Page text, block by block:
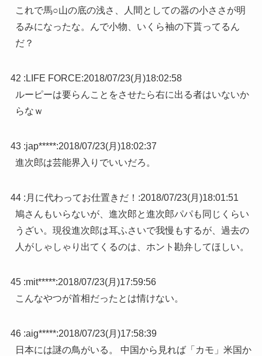
これで馬○山の底の浅さ、人間としての器の小ささが明
るみになったな。んで小物、いくら袖の下貰ってるん
だ？
42 : LIFE FORCE:2018/07/23(月)18:02:58
ルーピーは要らんことをさせたら右に出る者はいないか
らなｗ
43 :jap*****:2018/07/23(月)18:02:37
進次郎は芸能界入りでいいだろ。
44 : 月に代わってお仕置きだ！ :2018/07/23(月)18:01:51
鳩さんもいらないが、進次郎と進次郎パパも同じくらい
うざい。現役進次郎は耳ふさいで我慢もするが、過去の
人がしゃしゃり出てくるのは、ホント勘弁してほしい。
45 :mit*****:2018/07/23(月)17:59:56
こんなやつが首相だったとは情けない。
46 :aig*****:2018/07/23(月)17:58:39
日本には謎の鳥がいる。 中国から見れば「カモ」米国か